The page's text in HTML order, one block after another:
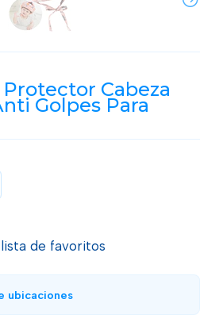
Protector Cabeza
Golpes Para
de favoritos
ubicaciones